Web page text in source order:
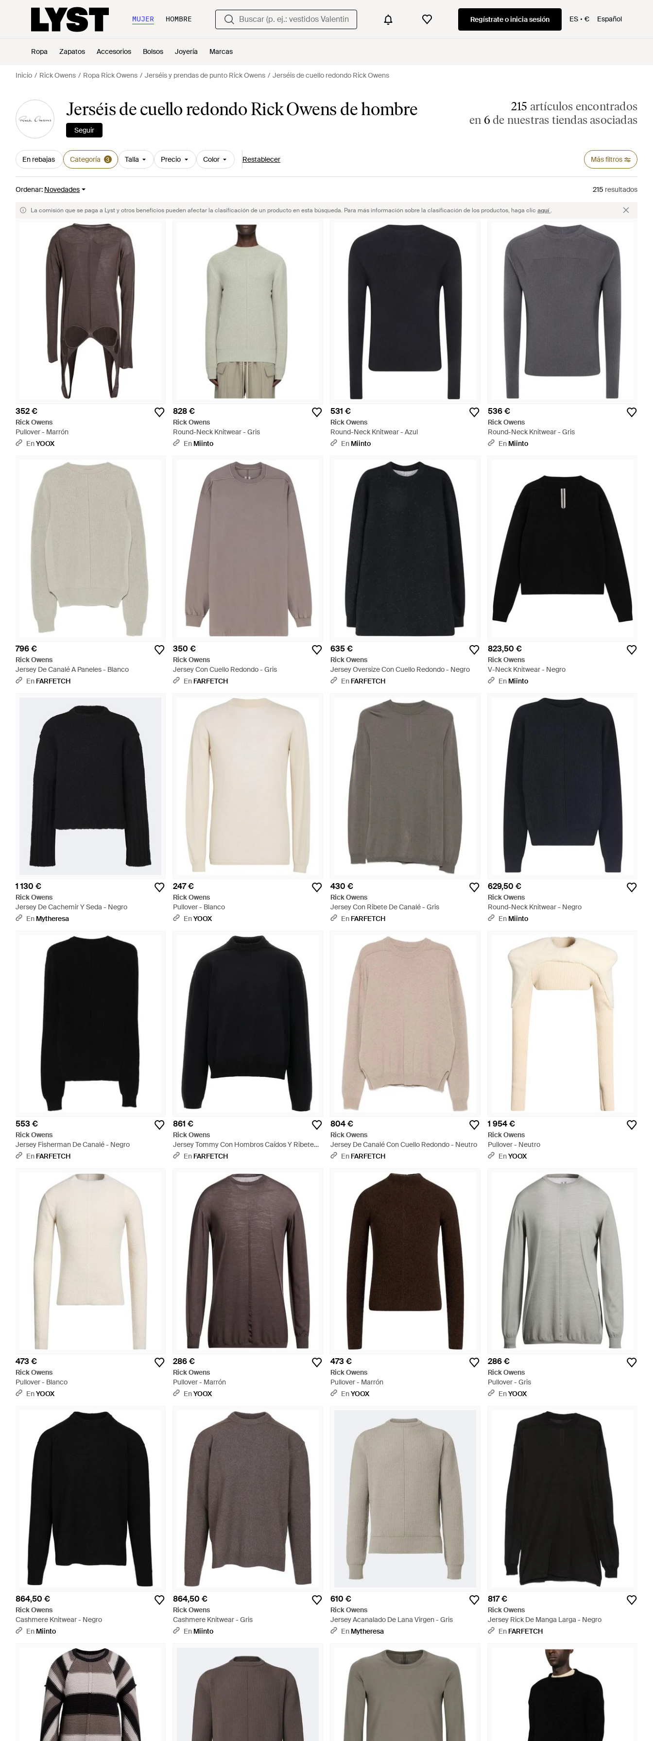
MUJER HOMBRE Regístrate o inicia sesión ES € Español
Ropa Zapatos Accesorios Bolsos Joyería Marcas
Inicio Rick Owens Ropa Rick Owens Jerséis y prendas de punto Rick Owens Jerséis de cuello redondo Rick Owens
Jerséis de cuello redondo Rick Owens de hombre
Seguir
215 artículos encontrados
en 6 de nuestras tiendas asociadas
En rebajas Categoría 3 Talla Precio Color Restablecer Más filtros
Ordenar: Novedades 215 resultados
La comisión que se paga a Lyst y otros beneficios pueden afectar la clasificación de un producto en esta búsqueda. Para más información sobre la clasificación de los productos, haga clic aquí.
352 €
Rick Owens
Pullover - Marrón
EnYOOX
828 €
Rick Owens
Round-Neck Knitwear - Gris
En Miinto
531 €
Rick Owens
Round-Neck Knitwear - Azul
En Miinto
536 €
Rick Owens
Round-Neck Knitwear - Gris
En Miinto
796 €
Rick Owens
Jersey De Canalé A Paneles - Blanco
En FARFETCH
350 €
Rick Owens
Jersey Con Cuello Redondo - Gris
En FARFETCH
635 €
Rick Owens
Jersey Oversize Con Cuello Redondo - Negro
En FARFETCH
823,50 €
Rick Owens
V-Neck Knitwear - Negro
En Miinto
1 130 €
Rick Owens
Jersey De Cachemir Y Seda - Negro
En Mytheresa
247 €
Rick Owens
Pullover - Blanco
EnYOOX
430 €
Rick Owens
Jersey Con Ribete De Canalé - Gris
En FARFETCH
629,50 €
Rick Owens
Round-Neck Knitwear - Negro
En Miinto
553 €
Rick Owens
Jersey Fisherman De Canalé - Negro
En FARFETCH
861 €
Rick Owens
Jersey Tommy Con Hombros Caídos Y Ribete
De Canalé - Negro
En FARFETCH
804 €
Rick Owens
Jersey De Canalé Con Cuello Redondo - Neutro
En FARFETCH
1 954 €
Rick Owens
Pullover - Neutro
EnYOOX
473 €
Rick Owens
Pullover - Blanco
EnYOOX
286 €
Rick Owens
Pullover - Marrón
EnYOOX
473 €
Rick Owens
Pullover - Marrón
EnYOOX
286 €
Rick Owens
Pullover - Gris
EnYOOX
864,50 €
Rick Owens
Cashmere Knitwear - Negro
En Miinto
864,50 €
Rick Owens
Cashmere Knitwear - Gris
En Miinto
610 €
Rick Owens
Jersey Acanalado De Lana Virgen - Gris
En Mytheresa
817 €
Rick Owens
Jersey Rick De Manga Larga - Negro
En FARFETCH